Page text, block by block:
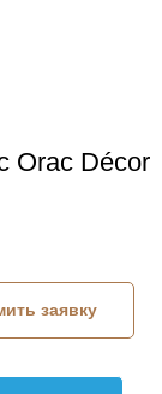
Orac Décor
заявку